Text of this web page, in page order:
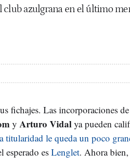
azulgrana en el último
fichajes. Las incorporaciones
y Arturo Vidal ya pueden
titularidad le queda un poco
esperado es Lenglet. Ahora